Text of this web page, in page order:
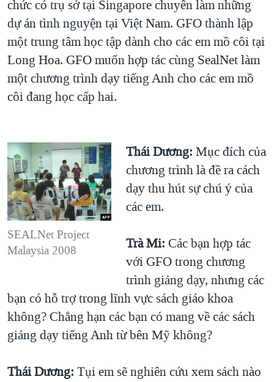
chức có trụ sở tại Singapore chuyên làm những
dự án tình nguyện tại Việt Nam. GFO thành lập
một trung tâm học tập dành cho các em mồ côi tại
Long Hoa. GFO muốn hợp tác cùng SealNet làm
một chương trình dạy tiếng Anh cho các em mồ
côi đang học cấp hai.
SEALNet Project
Malaysia 2008
Thái Dương: Mục đích của
chương trình là đề ra cách
dạy thu hút sự chú ý của
các em.
Trà Mi: Các bạn hợp tác
với GFO trong chương
trình giảng dạy, nhưng các
bạn có hỗ trợ trong lĩnh vực sách giáo khoa
không? Chẳng hạn các bạn có mang về các sách
giảng dạy tiếng Anh từ bên Mỹ không?
Thái Dương: Tụi em sẽ nghiên cứu xem sách nào